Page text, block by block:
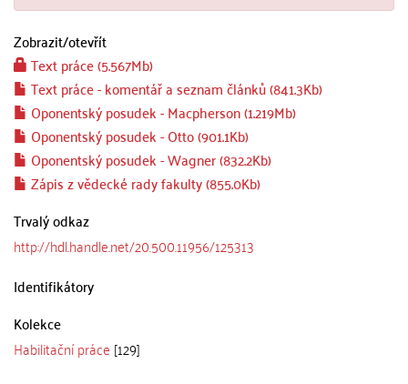
Zobrazit/otevřít
Text práce (5.567Mb)
Text práce - komentář a seznam článků (841.3Kb)
Oponentský posudek - Macpherson (1.219Mb)
Oponentský posudek - Otto (901.1Kb)
Oponentský posudek - Wagner (832.2Kb)
Zápis z vědecké rady fakulty (855.0Kb)
Trvalý odkaz
http://hdl.handle.net/20.500.11956/125313
Identifikátory
Kolekce
Habilitační práce [129]